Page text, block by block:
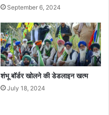
September 6, 2024
शंभू बॉर्डर खोलने की डेडलाइन खत्म
July 18, 2024